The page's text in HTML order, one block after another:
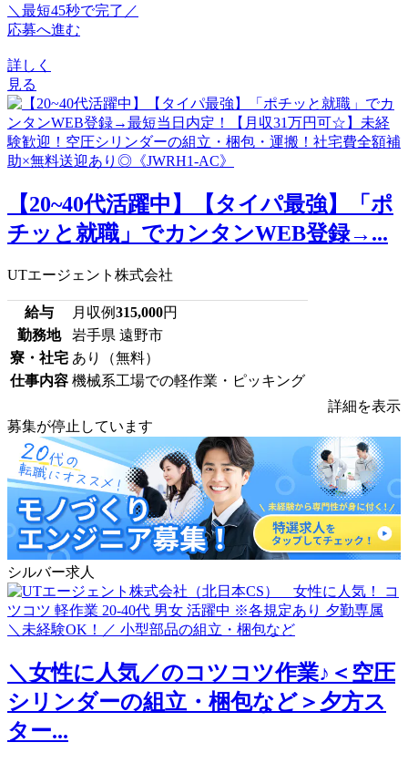
＼最短45秒で完了／
応募へ進む
詳しく
見る
【20~40代活躍中】【タイパ最強】「ポ
チッと就職」でカンタンWEB登録→...
UTエージェント株式会社
給与 月収例315,000円
勤務地
岩手県 遠野市
寮・社宅 あり（無料）
仕事内容 機械系工場での軽作業・ピッキング
詳細を表示
募集が停止しています
シルバー求人
＼女性に人気／のコツコツ作業♪＜空圧
シリンダーの組立・梱包など＞夕方ス
ター...